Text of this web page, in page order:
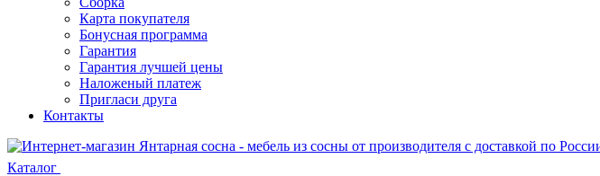
Карта покупателя
Бонусная программа
Гарантия
Гарантия лучшей цены
Наложеный платеж
Пригласи друга
Контакты
Каталог